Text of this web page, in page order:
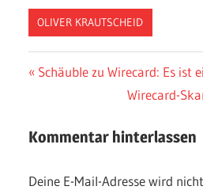
OLIVER KRAUTSCHEID
Vorheriger
Schäuble zu Wirecard: Es ist
Nächster
Wirecard-
Kommentar hinterlassen
Deine E-Mail-Adresse wird